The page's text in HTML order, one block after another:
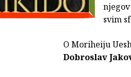
svim
O Moriheiju
Dobroslav